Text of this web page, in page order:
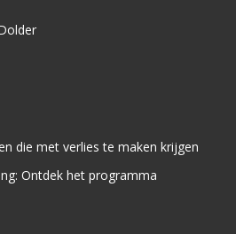
die met verlies te maken krijgen
Ontdek het programma